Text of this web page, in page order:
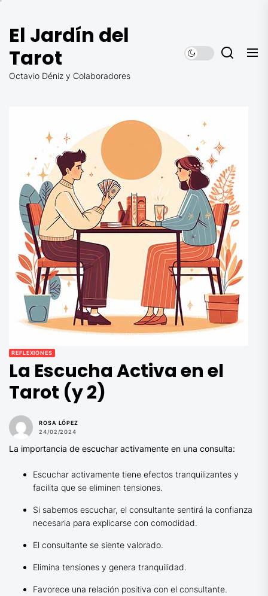
contenido
El Jardín del
Tarot
Octavio Déniz y Colaboradores
REFLEXIONES
La Escucha Activa en el
Tarot (y 2)
ROSA LÓPEZ
24/02/2024
La importancia de escuchar activamente en una consulta:
Escuchar activamente tiene efectos tranquilizantes y
facilita que se eliminen tensiones.
Si sabemos escuchar, el consultante sentirá la confianza
necesaria para explicarse con comodidad.
El consultante se siente valorado.
Elimina tensiones y genera tranquilidad.
Favorece una relación positiva con el consultante.